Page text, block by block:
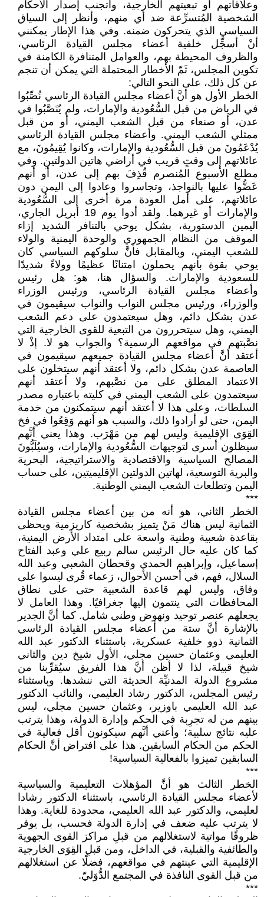
وعلاقاتهم أو تبعيتهم الخارجية، وأتجنب إصدار الأحكام
الشخصية المُتسرِّعة ضد أي منهم، وأنظر إلى السياق
السياسي الذي يتحركون ضمنه. وفي هذا الإطار يمكنني
أنْ أسجِّل خلفية أعضاء مجلس القيادة الرئاسي،
والظروف المحيطة بهم، والعوامل المتنافرة الكامنة في
تكوين المجلس، ثَمّ الأخطار المحتملة التي يمكن أن تنجم
عن كل ذلك، على النحو التالي:
الخطر الأول هو أنَّ أعضاء مجلس القيادة الرئاسي نُصِّبُوا
في الرياض من قبل السُّعُودية والإمارات، ولم يُنَصَّبُوا في
عدن، أو صنعاء من قبل الشعب اليمني، أو من قبل
ممثلي الشعب اليمني. وأعضاء مجلس القيادة الرئاسي
يُدْعَمُونَ من قبل السُّعُودية والإمارات، وكانوا يُقِيمُونَ، مع
عائلاتهم إلى وقتٍ قريب في أراضي هاتين الدولتينِ. وفي
مطلع الأسبوع المُنصرم قُذِفَ بهم إلى عدن، أو أنهم
عَضُّوا عليها بالنواجذ، وتجاسروا وعادوا إلى اليمن دون
عائلاتهم، على أمل العودة مرة أخرى إلى السُّعُودية
والإمارات أو غيرهما. ولقد أدوا يوم 19 أبريل الجاري،
اليمين الدستورية، بشكل يوحي بالتنافر الشديد إزاء
الموقف من النظام الجمهوري والوحدة اليمنية والولاء
للشعب اليمني، وبالمقابل فأنَّ سلوكهم السياسي كان
يوحي بقوة بأنهم يحملون امتنانًا عظيمًا وولاءً شديدًا
للسعودية والإمارات. والسؤال هنا، هو: هل رئيس
وأعضاء مجلس القيادة الرئاسي، ورئيس الوزراء
والوزراء، ورئيس مجلس النواب والنواب سيقيمون في
عدن بشكل دائم، وهل سيعتمدون على دعم الشعب
اليمني، وهل سيتحررون من التبعية للقوى الخارجية التي
نصَّبتهم في مواقعهم الرسمية؟ والجواب هو لا. إذْ لا
أعتقد أنَّ أعضاء مجلس القيادة جميعهم سيقيمون في
العاصمة عدن بشكل دائم، ولا أعتقد أنهم سيتخلون على
الاعتماد المطلق على من نصَّبهم، ولا أعتقد أنهم
سيعتمدون على الشعب اليمني في كليته باعتباره مصدر
السلطات، وعلى هذا لا أعتقد أنهم سيتمكنون من خدمة
اليمن، حتى لو أرادوا ذلك، والسبب هو أنهم وَقِعُوا في فخ
القِوَى الإقليمية وليس لهم من مَهْرَب. وهذا يعني أنَّهم
سيظلون أسرى لتوجيهات السُّعُودية والإمارات، وسيُلَبُّونَ
المصالح السياسية والاقتصادية والاستراتيجية، البحرية
والبرية التوسعية، لهاتين الدولتين الإقليميتين، على حساب
اليمن وتطلعات الشعب اليمني الوطنية.
***
الخطر الثاني، هو أنه من بين أعضاء مجلس القيادة
الثمانية ليس هناك مَنْ يتميز بشخصية كاريزمية ويحظى
بقاعدة شعبية وطنية واسعة على امتداد الأرض اليمنية،
كما كان عليه حال الرئيس سالم ربيع علي وعبد الفتاح
إسماعيل، وإبراهيم الحمدي وقحطان الشعبي وعبد الله
السلال، فهم، في أحسن الأحوال، زعماء قُرى ليسوا على
وفاق، وليس لهم قاعدة الشعبية حتى على نطاق
المحافظات التي ينتمون إليها جغرافيًا. وهذا العامل لا
يجعلهم عنصر توحيد ونهوض وطني شامل. كما أنَّ الجدير
بالإشارة أنَّ ستة من أعضاء مجلس القيادة الرئاسي
الثمانية ذوو خلفية عسكرية، باستثناء الدكتور عبد الله
العليمي وعثمان حسين مجلي، الأول شيخ دين والثاني
شيخ قبيلة، لذا لا أظن أنَّ هذا الفريق سيُقرِّبنا من
مشروع الدولة المدنيِّة الحديثة التي ننشدها. وباستثناء
رئيس المجلس، الدكتور رشاد العليمي، والنائب الدكتور
عبد الله العليمي باوزير، وعثمان حسين مجلي، ليس
بينهم من له تجرِبة في الحكم وإدارة الدولة، وهذا يترتب
عليه نتائج سلبية؛ وأعني أنَّهم سيكونون أقل فعالية في
الحكم من الحكام السابقين. هذا على افتراض أنَّ الحكام
السابقين تميزوا بالفعالية السياسية!
***
الخطر الثالث هو أنَّ المؤهلات التعليمية والسياسية
لأعضاء مجلس القيادة الرئاسي، باستثناء الدكتور رشادا
لعليمي، والدكتور عبد الله العليمي، محدودة للغاية. وهذا
لا يترتب عليه ضعف في إدارة الدولة فحسب، بل يوفر
ظروفًا مواتية لاستغلالهم من قبلِ مراكز القوى الجهوية
والطائفية والقبلية، في الداخل، ومن قبلِ القِوَى الخارجية
الإقليمية التي عينتهم في مواقعهم، فضلًا عن استغلالهم
من قبل القوى النافذة في المجتمع الدُّوَليّ.
***